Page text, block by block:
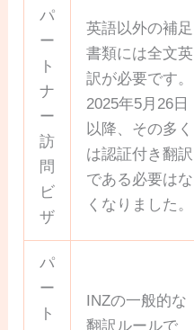
パ
ー
ト
ナ
ー
訪
問
ビ
ザ
英語以外の補足
書類には全文英
訳が必要です。
2025年5月26日
以降、その多く
は認証付き翻訳
である必要はな
くなりました。
パ
ー
ト
INZの一般的な
翻訳ルールで